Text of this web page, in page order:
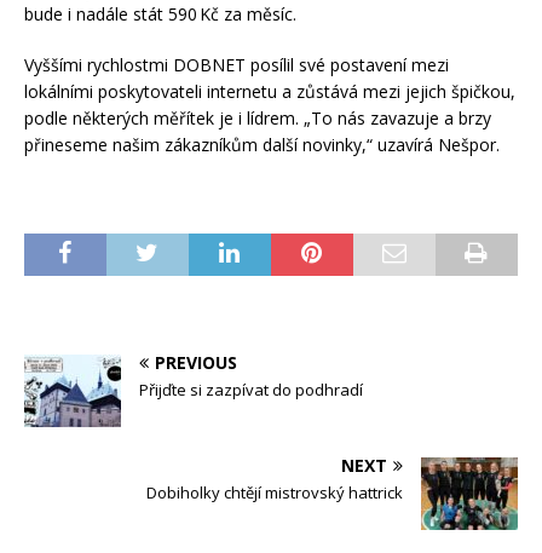
bude i nadále stát 590 Kč za měsíc.
Vyššími rychlostmi DOBNET posílil své postavení mezi
lokálními poskytovateli internetu a zůstává mezi jejich špičkou,
podle některých měřítek je i lídrem. „To nás zavazuje a brzy
přineseme našim zákazníkům další novinky,“ uzavírá Nešpor.
PREVIOUS
Přijďte si zazpívat do podhradí
NEXT
Dobiholky chtějí mistrovský hattrick